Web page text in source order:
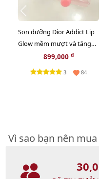
Son dưỡng Dior Addict Lip
Glow mềm mượt và tăng
sắc môi, #001 Pink - hồng
tự nhiên (New)
899,000 đ
3 84
Vì sao bạn nên